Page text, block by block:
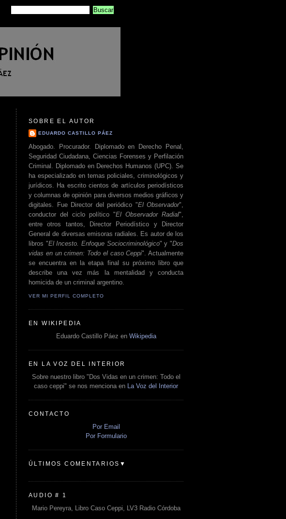
SOBRE EL AUTOR
EDUARDO CASTILLO PÁEZ
Abogado. Procurador. Diplomado en Derecho Penal,
Seguridad Ciudadana, Ciencias Forenses y Perfilación
Criminal. Diplomado en Derechos Humanos (UPC). Se
ha especializado en temas policiales, criminológicos y
jurídicos. Ha escrito cientos de artículos periodísticos
y columnas de opinión para diversos medios gráficos y
digitales. Fue Director del periódico "El Observador",
conductor del ciclo político "El Observador Radial",
entre otros tantos, Director Periodístico y Director
General de diversas emisoras radiales. Es autor de los
libros "El Incesto. Enfoque Sociocriminológico" y "Dos
vidas en un crimen: Todo el caso Ceppi". Actualmente
se encuentra en la etapa final su próximo libro que
describe una vez más la mentalidad y conducta
homicida de un criminal argentino.
VER MI PERFIL COMPLETO
EN WIKIPEDIA
Eduardo Castillo Páez en Wikipedia
EN LA VOZ DEL INTERIOR
Sobre nuestro libro "Dos Vidas en un crimen: Todo el
caso ceppi" se nos menciona en
La Voz del Interior
CONTACTO
Por Email
Por Formulario
ÚLTIMOS COMENTARIOS▼
AUDIO # 1
Mario Pereyra, Libro Caso Ceppi, LV3 Radio Córdoba